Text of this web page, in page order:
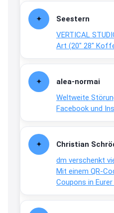
Seestern
VERTICAL
Art (20″ 28″
alea-normai
Weltweite
Facebook und
Christian
dm verschenkt
Mit einem QR-
Coupons in Eurer
An 01.08. /
/ max. 15.000
↩
2:19
↩
Joachim